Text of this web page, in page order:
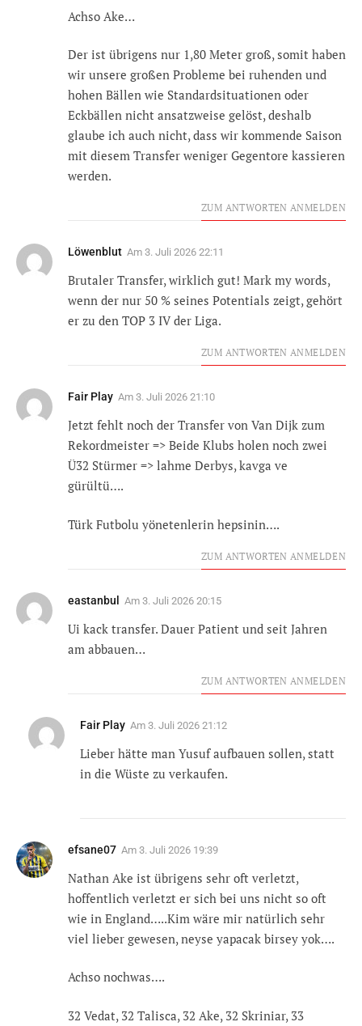
Achso Ake…
Der ist übrigens nur 1,80 Meter groß, somit haben
wir unsere großen Probleme bei ruhenden und
hohen Bällen wie Standardsituationen oder
Eckbällen nicht ansatzweise gelöst, deshalb
glaube ich auch nicht, dass wir kommende Saison
mit diesem Transfer weniger Gegentore kassieren
werden.
ZUM ANTWORTEN ANMELDEN
Löwenblut Am 3. Juli 2026 22:11
Brutaler Transfer, wirklich gut! Mark my words,
wenn der nur 50 % seines Potentials zeigt, gehört
er zu den TOP 3 IV der Liga.
ZUM ANTWORTEN ANMELDEN
Fair Play Am 3. Juli 2026 21:10
Jetzt fehlt noch der Transfer von Van Dijk zum
Rekordmeister => Beide Klubs holen noch zwei
Ü32 Stürmer => lahme Derbys, kavga ve
gürültü….
Türk Futbolu yönetenlerin hepsinin….
ZUM ANTWORTEN ANMELDEN
eastanbul Am 3. Juli 2026 20:15
Ui kack transfer. Dauer Patient und seit Jahren
am abbauen…
ZUM ANTWORTEN ANMELDEN
Fair Play Am 3. Juli 2026 21:12
Lieber hätte man Yusuf aufbauen sollen, statt
in die Wüste zu verkaufen.
efsane07 Am 3. Juli 2026 19:39
Nathan Ake ist übrigens sehr oft verletzt,
hoffentlich verletzt er sich bei uns nicht so oft
wie in England…..Kim wäre mir natürlich sehr
viel lieber gewesen, neyse yapacak birsey yok….
Achso nochwas….
32 Vedat, 32 Talisca, 32 Ake, 32 Skriniar, 33